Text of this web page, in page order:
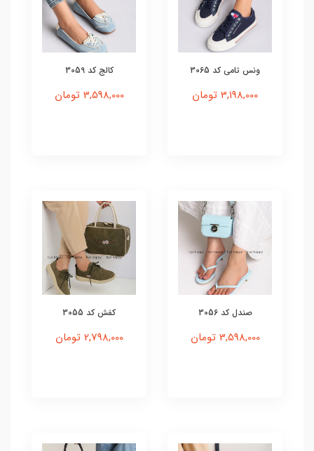
ونس تامی کد 3065
3,198,000 تومان
کالج کد 3059
3,598,000 تومان
صندل کد 3056
3,598,000 تومان
کفش کد 3055
2,798,000 تومان